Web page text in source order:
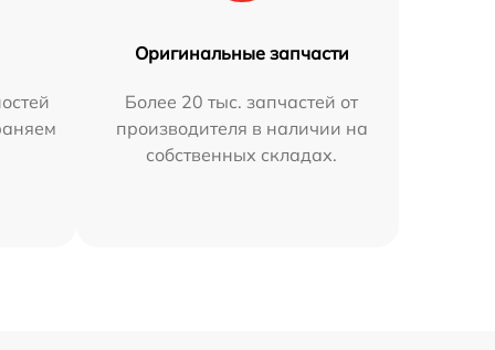
Оригинальные запчасти
Более 20 тыс. запчастей от
производителя в наличии на
собственных складах.